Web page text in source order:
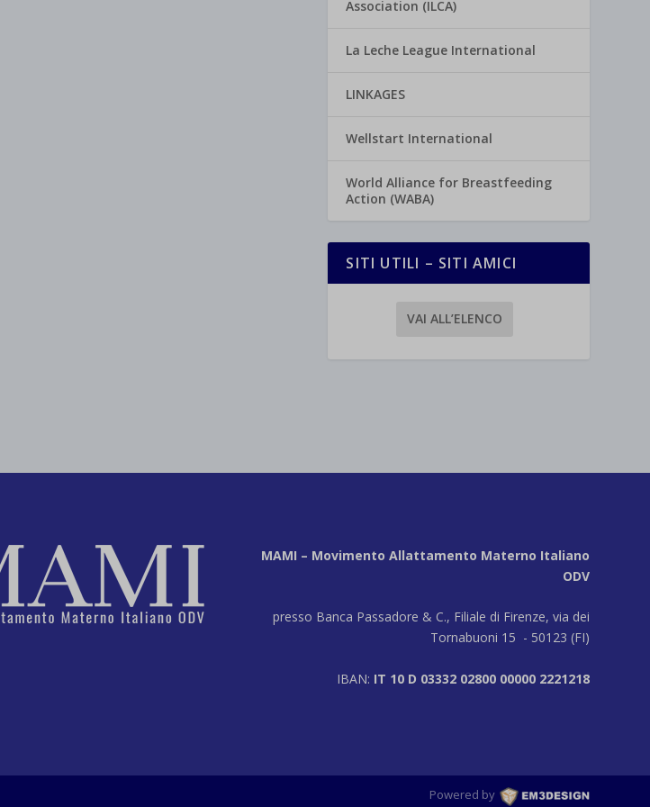
Association (ILCA)
La Leche League International
LINKAGES
Wellstart International
World Alliance for Breastfeeding
Action (WABA)
SITI UTILI – SITI AMICI
VAI ALL’ELENCO
MAMI – Movimento Allattamento Materno Italiano
ODV
presso Banca Passadore & C., Filiale di Firenze, via dei
Tornabuoni 15 - 50123 (FI)
IBAN: IT 10 D 03332 02800 00000 2221218
Powered by